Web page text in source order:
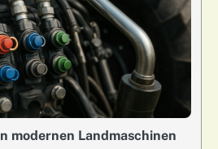
modernen Landmaschinen